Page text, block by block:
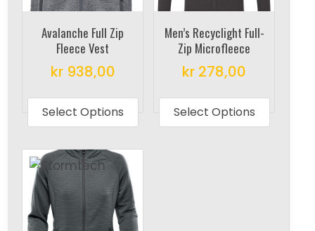
Avalanche Full Zip
Fleece Vest
kr938,00
Select Options
product
has
multiple
may
Men’s Recyclight Full-
Zip Microfleece
kr 278,00
Select Options
has